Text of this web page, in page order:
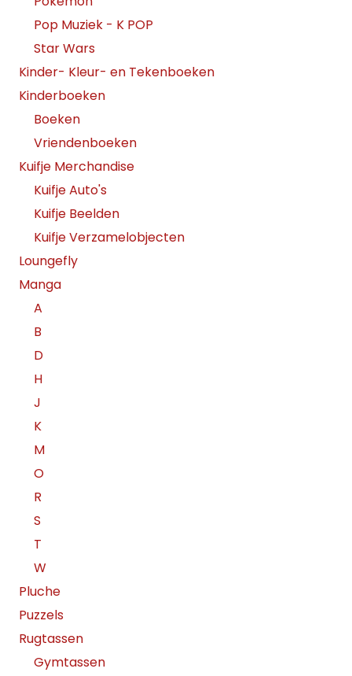
Pop Muziek - K POP
Star Wars
Kinder- Kleur- en Tekenboeken
Kinderboeken
Boeken
Vriendenboeken
Kuifje Merchandise
Kuifje Auto's
Kuifje Beelden
Kuifje Verzamelobjecten
Loungefly
Manga
A
B
D
H
J
K
M
O
R
S
T
W
Pluche
Puzzels
Rugtassen
Gymtassen